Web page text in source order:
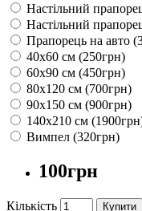
Настільний
Настільний
Прапорець на авто
40х60 см (250грн)
60х90 см (450грн)
80х120 см (700грн)
90х150 см (900грн)
140х210 см
Вимпел (320грн)
100грн
Кількість Купити